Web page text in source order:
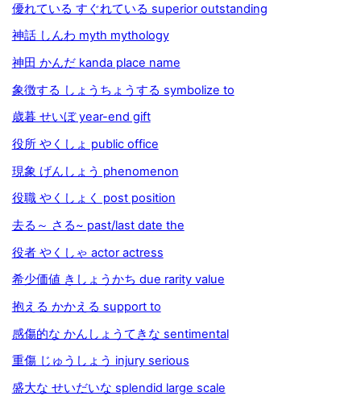
優れている すぐれている superior outstanding
神話 しんわ myth mythology
神田 かんだ kanda place name
象徴する しょうちょうする symbolize to
歳暮 せいぼ year-end gift
役所 やくしょ public office
現象 げんしょう phenomenon
役職 やくしょく post position
去る～ さる~ past/last date the
役者 やくしゃ actor actress
希少価値 きしょうかち due rarity value
抱える かかえる support to
感傷的な かんしょうてきな sentimental
重傷 じゅうしょう injury serious
盛大な せいだいな splendid large scale